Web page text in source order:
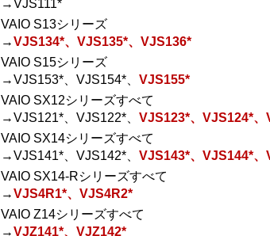
→VJS111*
VAIO S13シリーズ
→VJS134*、VJS135*、VJS136*
VAIO S15シリーズ
→VJS153*、VJS154*、 VJS155*
VAIO SX12シリーズすべて
→VJS121*、VJS122*、 VJS123*、VJS124*
VAIO SX14シリーズすべて
→VJS141*、VJS142*、 VJS143*、VJS144*
VAIO SX14-Rシリーズすべて
→VJS4R1*、VJS4R2*
VAIO Z14シリーズすべて
→VJZ141*、VJZ142*